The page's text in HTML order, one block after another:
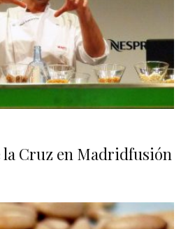
Cruz en Madridfusión